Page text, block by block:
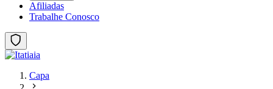
Afiliadas
Trabalhe Conosco
Capa